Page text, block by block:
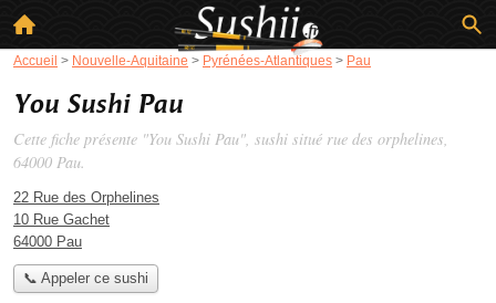
Accueil > Nouvelle-Aquitaine > Pyrénées-Atlantiques > Pau
You Sushi Pau
Cette fiche présente "You Sushi Pau", sushi situé rue des orphelines,
64000 Pau.
22 Rue des Orphelines
10 Rue Gachet
64000 Pau
📞 Appeler ce sushi